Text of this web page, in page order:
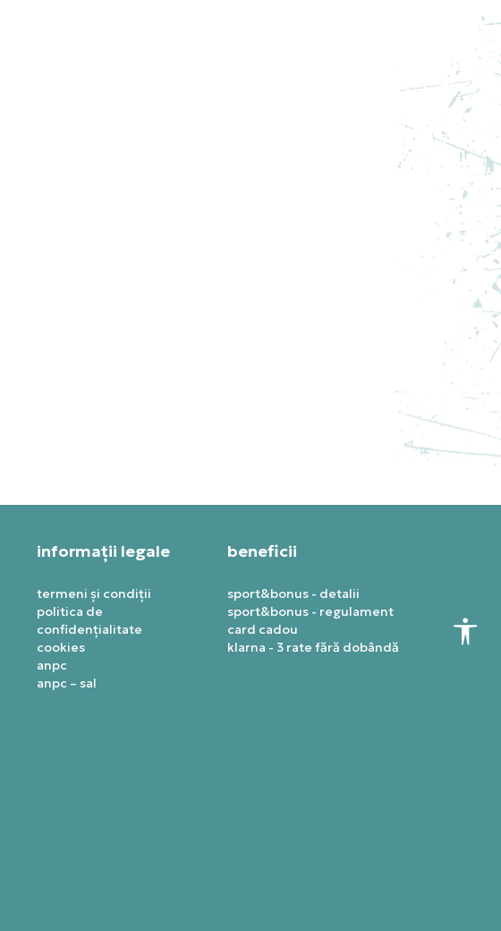
informații legale
termeni și condiții
politica de
confidențialitate
cookies
anpc
anpc – sal
beneficii
sport&bonus - detalii
sport&bonus - regulament
card cadou
klarna - 3 rate fără dobândă